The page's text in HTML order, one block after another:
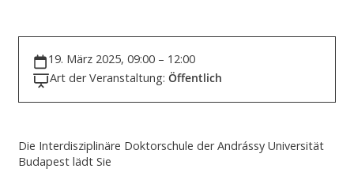
19. März 2025, 09:00 – 12:00
Art der Veranstaltung: Öffentlich
Die Interdisziplinäre Doktorschule der Andrássy Universität
Budapest lädt Sie